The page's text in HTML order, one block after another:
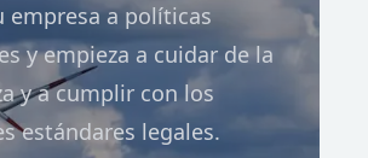
empresa a políticas
y empieza a cuidar de la
y a cumplir con los
estándares legales.